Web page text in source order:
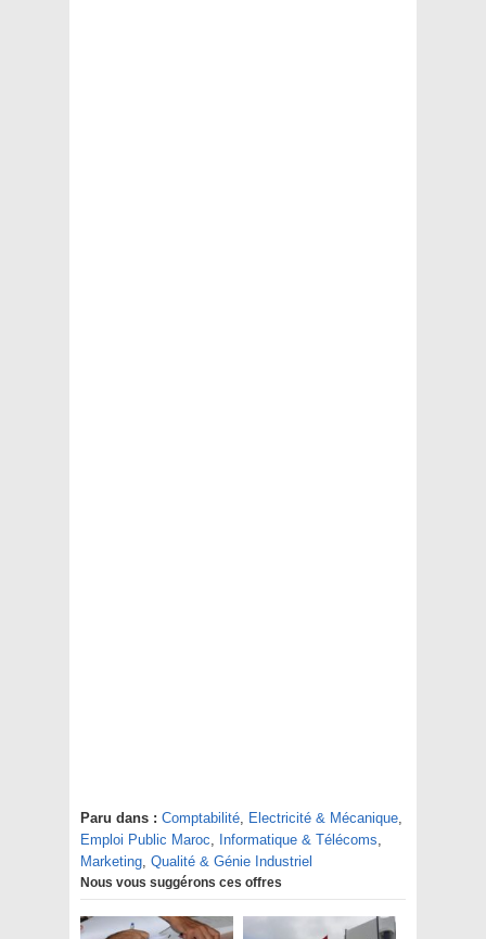
Paru dans : Comptabilité, Electricité & Mécanique,
Emploi Public Maroc, Informatique & Télécoms,
Marketing, Qualité & Génie Industriel
Nous vous suggérons ces offres